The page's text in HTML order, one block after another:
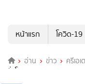
หน้าแรก
โควิด-19
อ่าน ข่าว ครีเอ
ชั่วโมง